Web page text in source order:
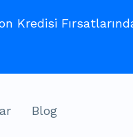
Kredisi
Blog